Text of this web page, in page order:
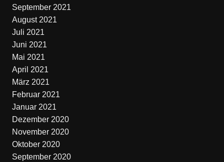
September 2021
August 2021
Juli 2021
Juni 2021
Mai 2021
April 2021
März 2021
Februar 2021
Januar 2021
Dezember 2020
November 2020
Oktober 2020
September 2020